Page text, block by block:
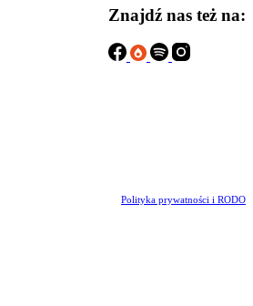
Znajdź nas też na:
Polityka prywatności i RODO